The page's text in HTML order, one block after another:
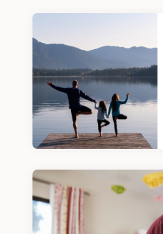
Post
navigation